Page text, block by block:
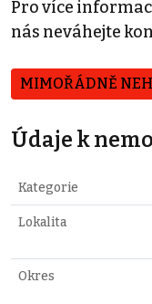
Pro více
nás neváhejte
MIMOŘÁDNĚ
Údaje k
Kategorie
Lokalita
Okres